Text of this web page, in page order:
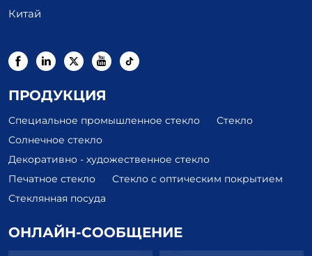
Китай
ПРОДУКЦИЯ
Специальное промышленное стекло
Стекло
Солнечное стекло
Декоративно - художественное стекло
Печатное стекло
Стекло с оптическим покрытием
Стеклянная посуда
ОНЛАЙН-СООБЩЕНИЕ